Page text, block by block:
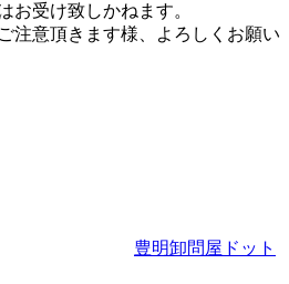
お受け致しかねます。
注意頂きます様、よろしくお願い
豊明卸問屋ドット